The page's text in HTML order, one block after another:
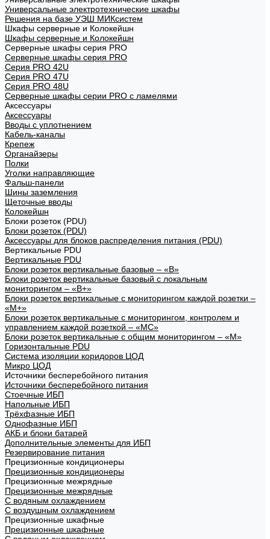
Универсальные электротехнические шкафы
Решения на базе УЭШ МИКсистем
Шкафы серверные и Колокейшн
Шкафы серверные и Колокейшн
Серверные шкафы серия PRO
Серверные шкафы серия PRO
Серия PRO 42U
Серия PRO 47U
Серия PRO 48U
Серверные шкафы серии PRO с ламелями
Аксессуары
Аксессуары
Вводы с уплотнением
Кабель-каналы
Крепеж
Органайзеры
Полки
Уголки направляющие
Фальш-панели
Шины заземления
Щеточные вводы
Колокейшн
Блоки розеток (PDU)
Блоки розеток (PDU)
Аксессуары для блоков распределения питания (PDU)
Вертикальные PDU
Вертикальные PDU
Блоки розеток вертикальные базовые – «В»
Блоки розеток вертикальные базовый с локальным
мониторингом – «В+»
Блоки розеток вертикальные с мониторингом каждой розетки –
«М+»
Блоки розеток вертикальные с мониторингом, контролем и
управлением каждой розеткой – «МС»
Блоки розеток вертикальные с общим мониторингом – «М»
Горизонтальные PDU
Система изоляции коридоров ЦОД
Микро ЦОД
Источники бесперебойного питания
Источники бесперебойного питания
Стоечные ИБП
Напольные ИБП
Трёхфазные ИБП
Однофазные ИБП
АКБ и блоки батарей
Дополнительные элементы для ИБП
Резервирование питания
Прецизионные кондиционеры
Прецизионные кондиционеры
Прецизионные межрядные
Прецизионные межрядные
С водяным охлаждением
С воздушным охлаждением
Прецизионные шкафные
Прецизионные шкафные